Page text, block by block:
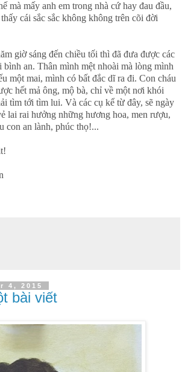
mà mấy anh em trong nhà cứ hay đau đầu,
cái sắc sắc không không trên cõi đời
giờ sáng đến chiều tối thì đã đưa được các
an. Thân mình mệt nhoài mà lòng mình
một mai, mình có bất đắc dĩ ra đi. Con cháu
hết mả ông, mộ bà, chỉ về một nơi khói
tìm tới tìm lui. Và các cụ kể từ đây, sẽ ngày
lai rai hưởng những hương hoa, men rượu,
con an lành, phúc thọ!...
4, 2015
bài viết